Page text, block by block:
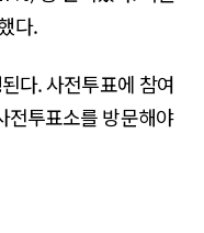
다.
다. 사전투표에 참여
전투표소를 방문해야